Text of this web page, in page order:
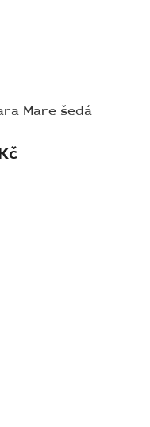
Mare šedá